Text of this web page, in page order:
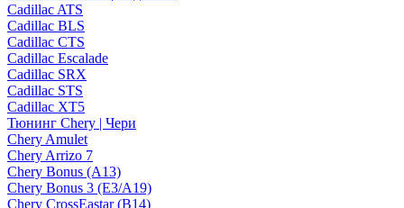
Cadillac ATS
Cadillac BLS
Cadillac CTS
Cadillac Escalade
Cadillac SRX
Cadillac STS
Cadillac XT5
Тюнинг Chery | Чери
Chery Amulet
Chery Arrizo 7
Chery Bonus (A13)
Chery Bonus 3 (E3/A19)
Chery CrossEastar (B14)